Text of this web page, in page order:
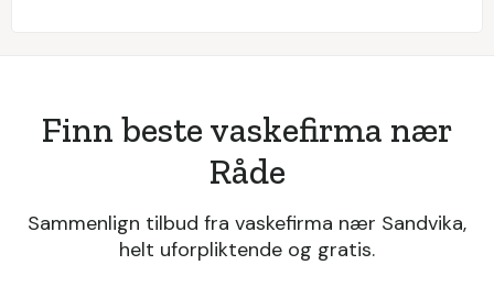
Finn beste vaskefirma nær
Råde
Sammenlign tilbud fra vaskefirma nær Sandvika,
helt uforpliktende og gratis.